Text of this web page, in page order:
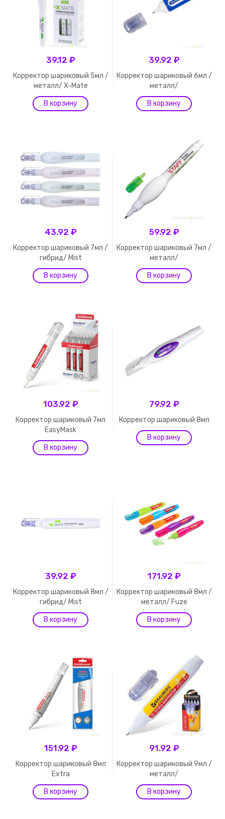
39.12 ₽
Корректор шариковый 5мл /
металл/ X-Mate
39.92 ₽
Корректор шариковый 6мл /
металл/
43.92 ₽
Корректор шариковый 7мл /
гибрид/ Mist
59.92 ₽
Корректор шариковый 7мл /
металл/
103.92 ₽
Корректор шариковый 7мл
EasyMask
79.92 ₽
Корректор шариковый 8мл
39.92 ₽
Корректор шариковый 8мл /
гибрид/ Mist
171.92 ₽
Корректор шариковый 8мл /
металл/ Fuze
151.92 ₽
Корректор шариковый 8мл
Extra
91.92 ₽
Корректор шариковый 9мл /
металл/